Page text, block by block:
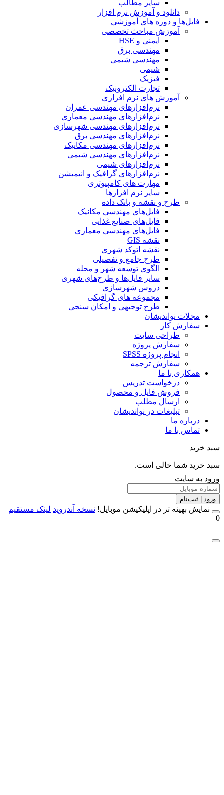
سایر مطالب
دانلود و آموزش نرم افزار
فایل‌ها و دوره های آموزشی
آموزش مباحث تخصصی
ایمنی و HSE
مهندسی برق
مهندسی شیمی
شیمی
فیزیک
تجارت الکترونیک
آموزش های نرم افزاری
نرم‌افزارهای مهندسی عمران
نرم‌افزارهای مهندسی معماری
نرم‌افزارهای مهندسی شهرسازی
نرم‌افزارهای مهندسی برق
نرم‌افزارهای مهندسی مکانیک
نرم‌افزارهای مهندسی شیمی
نرم‌افزارهای شیمی
نرم‌افزارهای گرافیک و انیمیشن
مهارت های کامپیوتری
سایر نرم افزارها
طرح و نقشه و بانک داده
فایل‌های مهندسی مکانیک
فایل‌های صنایع غذایی
فایل‌های مهندسی معماری
نقشه GIS
نقشه اتوکد شهری
طرح جامع و تفصیلی
الگوی توسعه شهر و محله
سایر فایل‌ها و طرح‌های شهری
دروس شهرسازی
مجموعه های گرافیکی
طرح توجیهی و امکان سنجی
مجلات نواندیشان
سفارش کار
طراحی سایت
سفارش پروژه
انجام پروژه SPSS
سفارش ترجمه
همکاری با ما
درخواست تدریس
فروش فایل و محصول
ارسال مطلب
تبلیغات در نواندیشان
درباره ما
تماس با ما
خرید شما خالی است.
به سایت
| ثبت‌نام
بهینه تر در اپلیکیشن موبایل!نسخه آندروید لینک مستقیم